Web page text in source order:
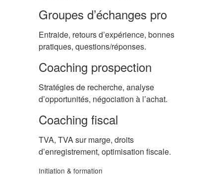
Groupes d’échanges pro
Entraide, retours d’expérience, bonnes
pratiques, questions/réponses.
Coaching prospection
Stratégies de recherche, analyse
d’opportunités, négociation à l’achat.
Coaching fiscal
TVA, TVA sur marge, droits
d’enregistrement, optimisation fiscale.
Initiation & formation